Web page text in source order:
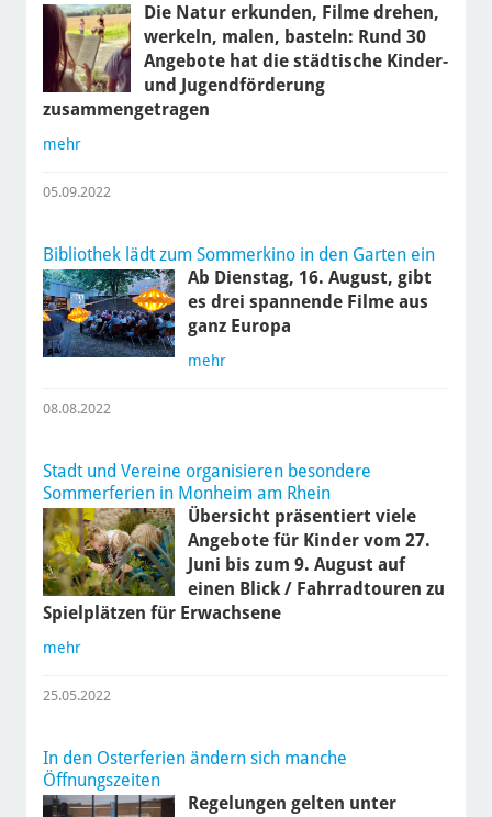
Die Natur erkunden, Filme drehen,
werkeln, malen, basteln: Rund 30
Angebote hat die städtische Kinder-
und Jugendförderung
zusammengetragen
mehr
05.09.2022
Bibliothek lädt zum Sommerkino in den Garten ein
Ab Dienstag, 16. August, gibt
es drei spannende Filme aus
ganz Europa
mehr
08.08.2022
Stadt und Vereine organisieren besondere
Sommerferien in Monheim am Rhein
Übersicht präsentiert viele
Angebote für Kinder vom 27.
Juni bis zum 9. August auf
einen Blick / Fahrradtouren zu
Spielplätzen für Erwachsene
mehr
25.05.2022
In den Osterferien ändern sich manche
Öffnungszeiten
Regelungen gelten unter